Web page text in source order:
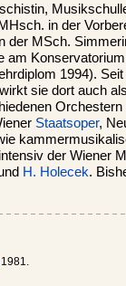
in der
der MSch.
am
1994).
sie dort auch
Orchestern
Staatsoper,
der Wiener
H. Holecek.
1981.